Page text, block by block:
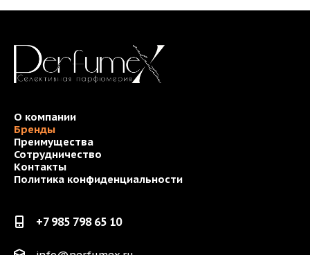
О компании
Бренды
Преимущества
Сотрудничество
Контакты
Политика конфиденциальности
+7 985 798 65 10